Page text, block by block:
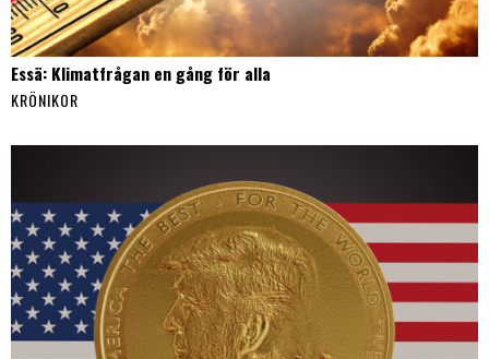
Essä: Klimatfrågan en gång för alla
KRÖNIKOR